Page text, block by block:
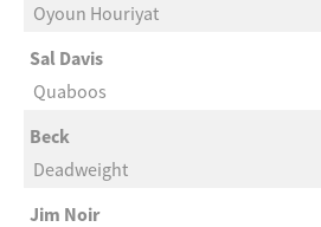
Oyoun Houriyat
Sal Davis
Quaboos
Beck
Deadweight
Jim Noir